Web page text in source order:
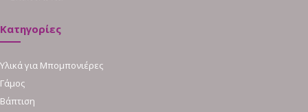
Κατηγορίες
Υλικά για Μπομπονιέρες
Γάμος
Βάπτιση